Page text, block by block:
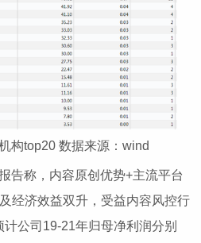
top20 数据来源：wind
称，内容原创优势+主流平台
经济效益双升，受益内容风控行
公司19-21年归母净利润分别